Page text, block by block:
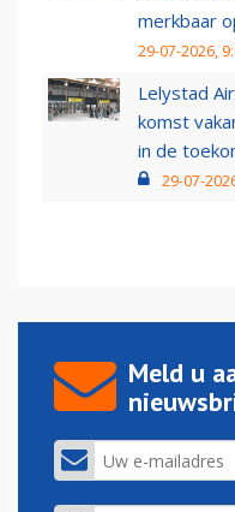
merkbaar
29-07-2026,
Lelystad
komst
in de
29-07-
Meld u